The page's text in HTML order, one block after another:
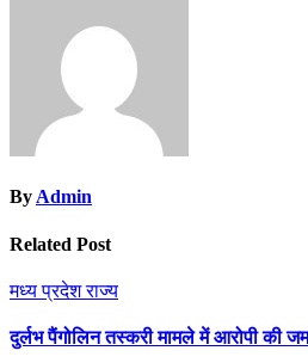
ByAdmin
Related Post
मध्य प्रदेशराज्य
दुर्लभ पैंगोलिन तस्करी मामले में आरोपी की